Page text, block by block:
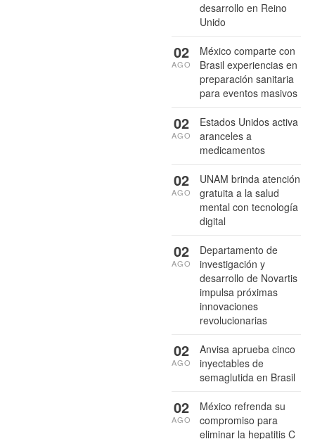
desarrollo en Reino
Unido
México comparte con
Brasil experiencias en
preparación sanitaria
para eventos masivos
02
AGO
Estados Unidos activa
aranceles a
medicamentos
02
AGO
UNAM brinda atención
gratuita a la salud
mental con tecnología
digital
02
AGO
Departamento de
investigación y
desarrollo de Novartis
impulsa próximas
innovaciones
revolucionarias
02
AGO
Anvisa aprueba cinco
inyectables de
semaglutida en Brasil
02
AGO
México refrenda su
compromiso para
eliminar la hepatitis C
02
AGO